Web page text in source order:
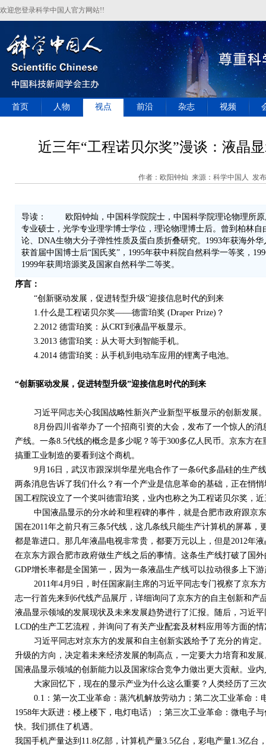
欢迎您登录科学中国人官方网站!!
首页 人物 视点 前沿 杂志 视频
近三年“工程诺贝尔奖”漫谈：液晶
作者：欧阳钟灿 来源：科学中国人 发布
导读： 欧阳钟灿，中国科学院院士，中国科学院理论物理所原
专业硕士，光学专业理学博士学位，理论物理博士后。曾到柏林
论、DNA生物大分子弹性性质及蛋白质折叠研究。1993年获海外
获首届中国博士后“国氏奖”，1995年获中科院自然科学一等奖，
1999年获周培源奖及国家自然科学二等奖。
序言：
“创新驱动发展，促进转型升级”迎接信息时代的到来
1.什么是工程诺贝尔奖——德雷珀奖 (Draper Prize)？
2.2012 德雷珀奖：从CRT到液晶平板显示。
3.2013 德雷珀奖：从大哥大到智能手机。
4.2014 德雷珀奖：从手机到电动车应用的锂离子电池。
“创新驱动发展，促进转型升级”迎接信息时代的到来
习近平同志关心我国战略性新兴产业新型平板显示的创新发展。
8月份四川省举办了一个招商引资的大会，发布了一个惊人的消
产线。一条8.5代线的概念是多少呢？等于300多亿人民币。京东方
搞重工业制造的要看到这个商机。
9月16日，武汉市跟深圳华星光电合作了一条6代多晶硅的生产
两条消息告诉了我们什么？有一个产业是信息革命的基础，正在悄
国工程院设立了一个奖叫德雷珀奖，业内也称之为工程诺贝尔奖，
中国液晶显示的分水岭和里程碑的事件，就是合肥市政府跟京
国在2011年之前只有三条5代线，这几条线只能生产计算机的屏幕
都是靠进口。那几年液晶电视非常贵，都要万元以上，但是2012年
在京东方跟合肥市政府做生产线之后的事情。这条生产线打破了国
GDP增长率都是全国第一，因为一条液晶生产线可以拉动很多上下
2011年4月9日，时任国家副主席的习近平同志专门视察了京东
志一行首先来到6代线产品展厅，详细询问了京东方的自主创新和
液晶显示领域的发展现状及未来发展趋势进行了汇报。随后，习近
LCD的生产工艺流程，并询问了有关产业配套及材料应用等方面的情
习近平同志对京东方的发展和自主创新实践给予了充分的肯定
升级的方向，决定着未来经济发展的制高点，一定要大力培育和发
国液晶显示领域的创新能力以及国家综合竞争力做出更大贡献。业
大家回忆下，现在的显示产业为什么这么重要？人类经历了三
0.1：第一次工业革命：蒸汽机解放劳动力；第二次工业革命：
1958年大跃进：楼上楼下，电灯电话）；第三次工业革命：微电子
快。我们抓住了机遇。
我国手机产量达到11.8亿部，计算机产量3.5亿台，彩电产量1.3亿台